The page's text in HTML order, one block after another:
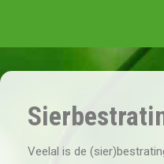
Veelal is de